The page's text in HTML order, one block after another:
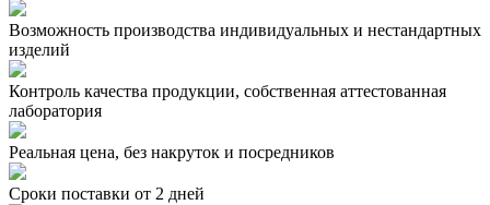
Возможность производства индивидуальных и нестандартных
изделий
Контроль качества продукции, собственная аттестованная
лаборатория
Реальная цена, без накруток и посредников
Сроки поставки от 2 дней